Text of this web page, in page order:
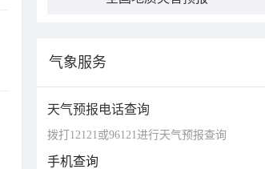
气象服务
天气预报电话查询
拨打12121或96121进行天气预报查询
手机查询